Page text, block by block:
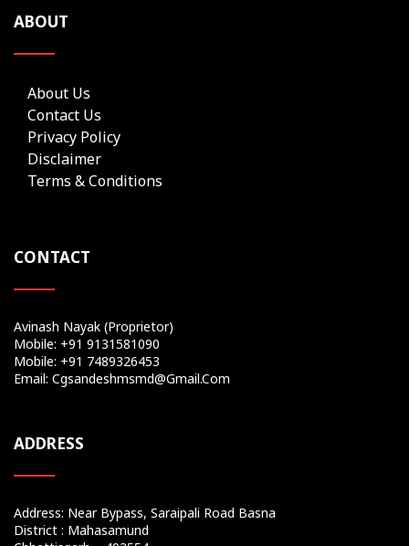
ABOUT
About Us
Contact Us
Privacy Policy
Disclaimer
Terms & Conditions
CONTACT
Avinash Nayak (Proprietor)
Mobile: +91 9131581090
Mobile: +91 7489326453
Email: Cgsandeshmsmd@gmail.com
ADDRESS
Address: Near Bypass, Saraipali Road Basna
District : Mahasamund